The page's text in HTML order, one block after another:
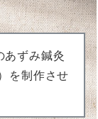
あずみ鍼灸
を制作させ